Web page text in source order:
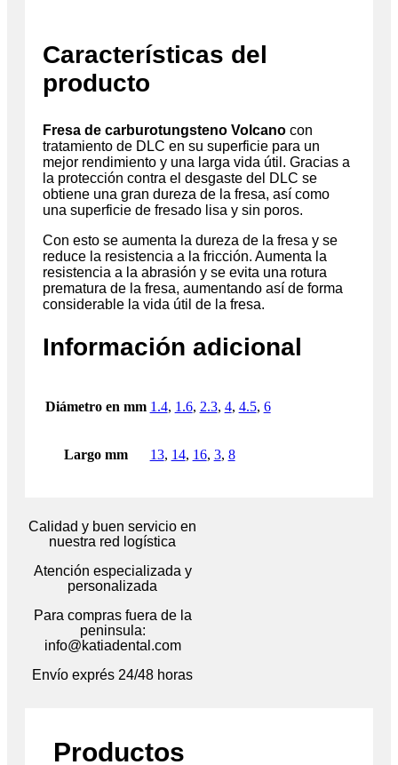
Características del
producto
Fresa de carburotungsteno Volcanocon
tratamiento de DLC en su superficie para un
mejor rendimiento y una larga vida útil. Gracias a
la protección contra el desgaste del DLC se
obtiene una gran dureza de la fresa, así como
una superficie de fresado lisa y sin poros.
Con esto se aumenta la dureza de la fresa y se
reduce la resistencia a la fricción. Aumenta la
resistencia a la abrasión y se evita una rotura
prematura de la fresa, aumentando así de forma
considerable la vida útil de la fresa.
Información adicional
Diámetro en mm 1.4, 1.6, 2.3, 4, 4.5, 6
Largo mm 13, 14, 16, 3, 8
Calidad y buen servicio en
nuestra red logística
Atención especializada y
personalizada
Para compras fuera de la
peninsula:
info@katiadental.com
Envío exprés 24/48 horas
Productos